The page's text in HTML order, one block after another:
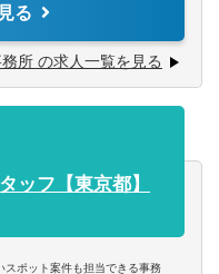
弥生
て業務に携わっていただ
15件ほどの担当をお任せ
る
所 の求人一覧を見る
ッフ【東京都】
スポット案件も担当できる事務